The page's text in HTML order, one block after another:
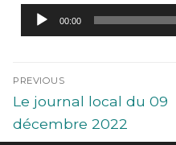
Lecteur
audio
00:00
PREVIOUS
Le journal local du 09
décembre 2022